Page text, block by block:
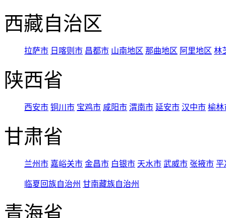
西藏自治区
拉萨市 日喀则市 昌都市 山南地区 那曲地区 阿里地区 林
陕西省
西安市 铜川市 宝鸡市 咸阳市 渭南市 延安市 汉中市 榆林
甘肃省
兰州市 嘉峪关市 金昌市 白银市 天水市 武威市 张掖市 平
临夏回族自治州 甘南藏族自治州
青海省